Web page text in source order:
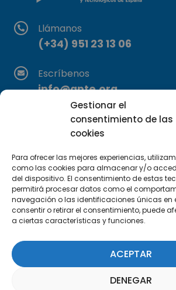
Gestionar el
consentimiento de las
cookies
Para ofrecer las mejores experiencias,
como las cookies para almacenar y/o
del dispositivo. El consentimiento de estas
permitirá procesar datos como el
navegación o las identificaciones únicas en
consentir o retirar el consentimiento, puede
a ciertas características y funciones.
ACEPTAR
DENEGAR
Llámanos
(+34) 951 23 13 06
Escríbenos
info@apte.org
Encuéntranos
C/Marie Curie, 35
Suscríbete a nuestra
SUSCRÍBETE AQUÍ